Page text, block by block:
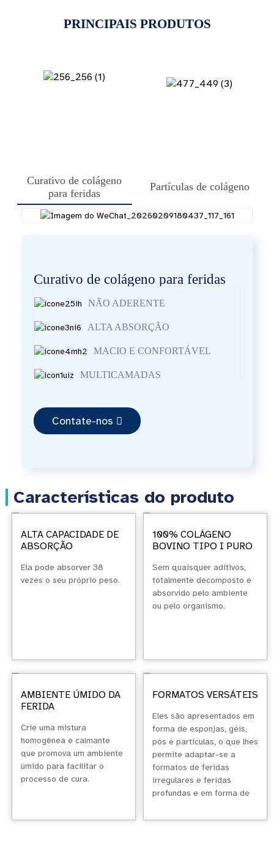
PRINCIPAIS PRODUTOS
Curativo de colágeno
para feridas
Partículas de colágeno
Curativo de colágeno para feridas
NÃO ADERENTE
ALTA ABSORÇÃO
MACIO E CONFORTÁVEL
MULTICAMADAS
Contate-nos
Características do produto
ALTA CAPACIDADE DE
ABSORÇÃO
Ela pode absorver 38
vezes o seu próprio peso.
100% COLÁGENO
BOVINO TIPO I PURO
Sem quaisquer aditivos,
totalmente decomposto e
absorvido pelo ambiente
ou pelo organismo.
AMBIENTE ÚMIDO DA
FERIDA
Crie uma mistura
homogênea e calmante
que promova um ambiente
úmido para facilitar o
processo de cura.
FORMATOS VERSÁTEIS
Eles são apresentados em
forma de esponjas, géis,
pós e partículas, o que lhes
permite adaptar-se a
formatos de feridas
irregulares e feridas
profundas e em forma de